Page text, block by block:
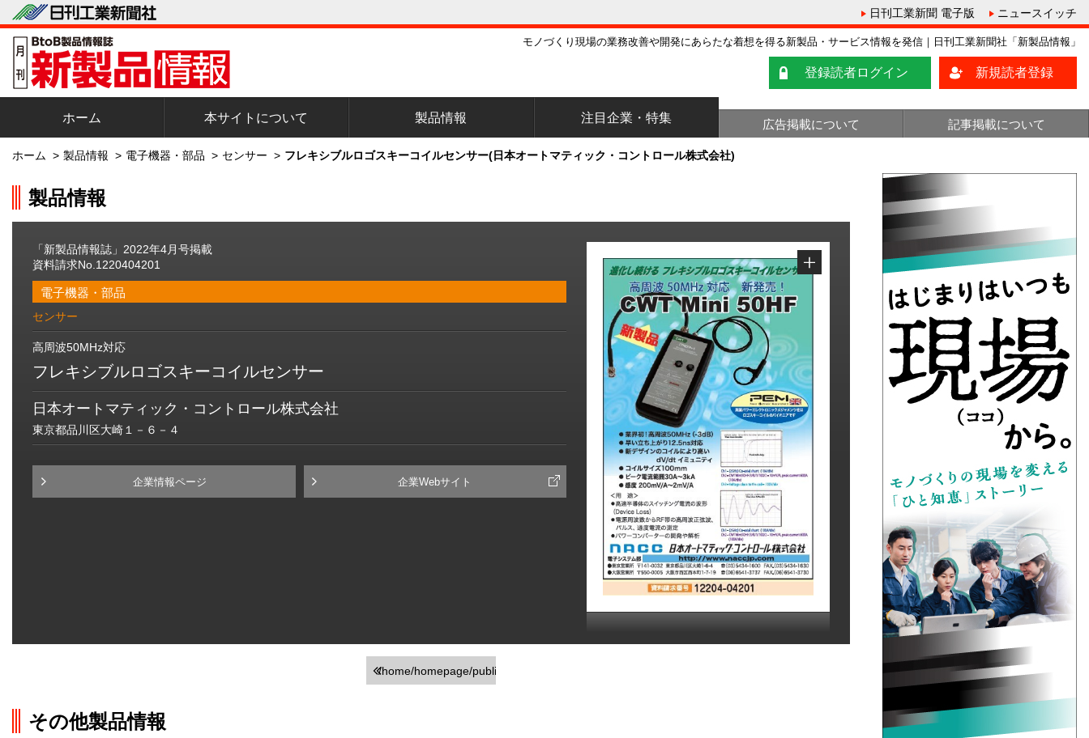
日刊工業新聞 電子版 ニュースイッチ
モノづくり現場の業務改善や開発にあらたな着想を得る新製品・サービス情報を発信｜日刊工業新聞社「新製品情報」
登録読者ログイン 新規読者登録
ホーム 本サイトについて 製品情報 注目企業・特集 広告掲載について 記事掲載について
ホーム > 製品情報 > 電子機器・部品 > センサー > フレキシブルロゴスキーコイルセンサー(日本オートマティック・コントロール株式会社)
製品情報
「新製品情報誌」2022年4月号掲載
資料請求No.1220404201
電子機器・部品
センサー
高周波50MHz対応
フレキシブルロゴスキーコイルセンサー
日本オートマティック・コントロール株式会社
東京都品川区大崎１－６－４
企業情報ページ 企業Webサイト
/home/homepage/public_html/usr/detail_products.php
その他製品情報